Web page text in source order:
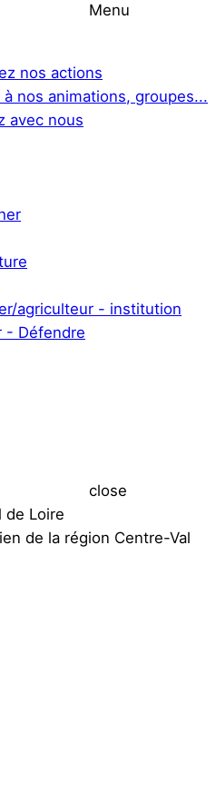
Menu
nos actions
nos animations, groupes...
avec nous
agriculteur - institution
- Défendre
close
de la région Centre-Val